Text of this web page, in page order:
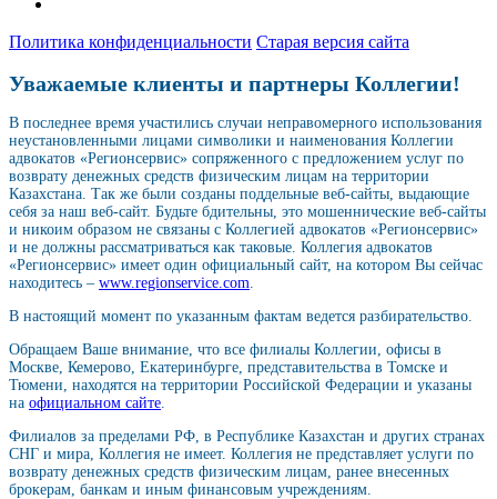
Политика конфиденциальности Старая версия сайта
Уважаемые клиенты и партнеры Коллегии!
В последнее время участились случаи неправомерного использования
неустановленными лицами символики и наименования Коллегии
адвокатов «Регионсервис» сопряженного с предложением услуг по
возврату денежных средств физическим лицам на территории
Казахстана. Так же были созданы поддельные веб-сайты, выдающие
себя за наш веб-сайт. Будьте бдительны, это мошеннические веб-сайты
и никоим образом не связаны с Коллегией адвокатов «Регионсервис»
и не должны рассматриваться как таковые. Коллегия адвокатов
«Регионсервис» имеет один официальный сайт, на котором Вы сейчас
находитесь – www.regionservice.com
В настоящий момент по указанным фактам ведется разбирательство.
Обращаем Ваше внимание, что все филиалы Коллегии, офисы в
Москве, Кемерово, Екатеринбурге, представительства в Томске и
Тюмени, находятся на территории Российской Федерации и указаны
на официальном сайте
Филиалов за пределами РФ, в Республике Казахстан и других странах
СНГ и мира, Коллегия не имеет. Коллегия не представляет услуги по
возврату денежных средств физическим лицам, ранее внесенных
брокерам, банкам и иным финансовым учреждениям.